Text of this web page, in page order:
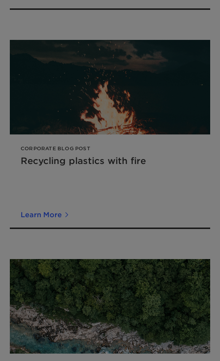
CORPORATE BLOG POST
Recycling plastics with fire
Learn More